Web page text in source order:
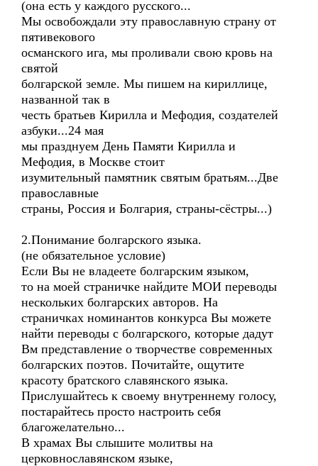
(она есть у каждого русского...
Мы освобождали эту православную страну от
пятивекового
османского ига, мы проливали свою кровь на
святой
болгарской земле. Мы пишем на кириллице,
названной так в
честь братьев Кирилла и Мефодия, создателей
азбуки...24 мая
мы празднуем День Памяти Кирилла и
Мефодия, в Москве стоит
изумительный памятник святым братьям...Две
православные
страны, Россия и Болгария, страны-сёстры...)
2.Понимание болгарского языка.
(не обязательное условие)
Если Вы не владеете болгарским языком,
то на моей страничке найдите МОИ переводы
нескольких болгарских авторов. На
страничках номинантов конкурса Вы можете
найти переводы с болгарского, которые дадут
Вм представление о творчестве современных
болгарских поэтов. Почитайте, ощутите
красоту братского славянского языка.
Прислушайтесь к своему внутреннему голосу,
постарайтесь просто настроить себя
благожелательно...
В храмах Вы слышите молитвы на
церковнославянском языке,